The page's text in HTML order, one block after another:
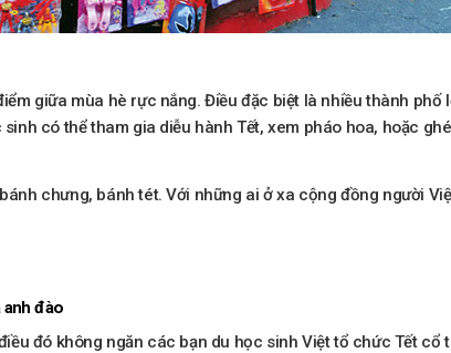
giữa mùa hè rực nắng. Điều đặc biệt là nhiều thành
có thể tham gia diễu hành Tết, xem pháo hoa, hoặc
chưng, bánh tét. Với những ai ở xa cộng đồng người
anh đào
đó không ngăn các bạn du học sinh Việt tổ chức Tết